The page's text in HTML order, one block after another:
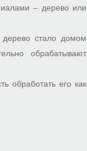
– дерево или
дерево стало домом
обрабатывают
обработать его как